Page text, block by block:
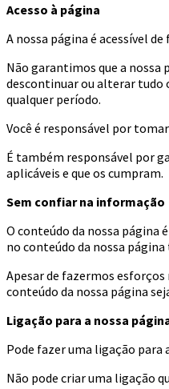
Acesso à página
A nossa página é acessível
Não garantimos que a
descontinuar ou alterar tudo
qualquer período.
Você é responsável por
É também responsável por
aplicáveis e que os cumpram.
Sem confiar na informação
O conteúdo da nossa página
no conteúdo da nossa
Apesar de fazermos
conteúdo da nossa página
Ligação para a nossa
Pode fazer uma ligação para
Não pode criar uma ligação